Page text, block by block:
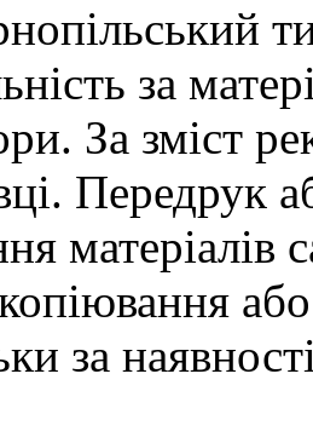
за
За зміст
Передрук
матеріалів
за